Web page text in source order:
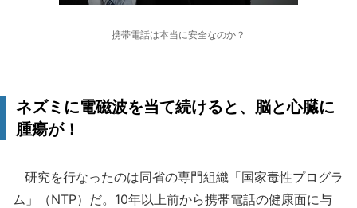
携帯電話は本当に安全なのか？
ネズミに電磁波を当て続けると、脳と心臓に
腫瘍が！
研究を行なったのは同省の専門組織「国家毒性プログラ
ム」（NTP）だ。10年以上前から携帯電話の健康面に与